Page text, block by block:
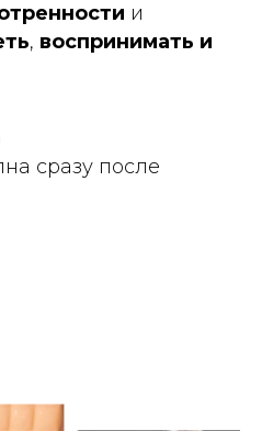
и
, воспринимать и
сразу после